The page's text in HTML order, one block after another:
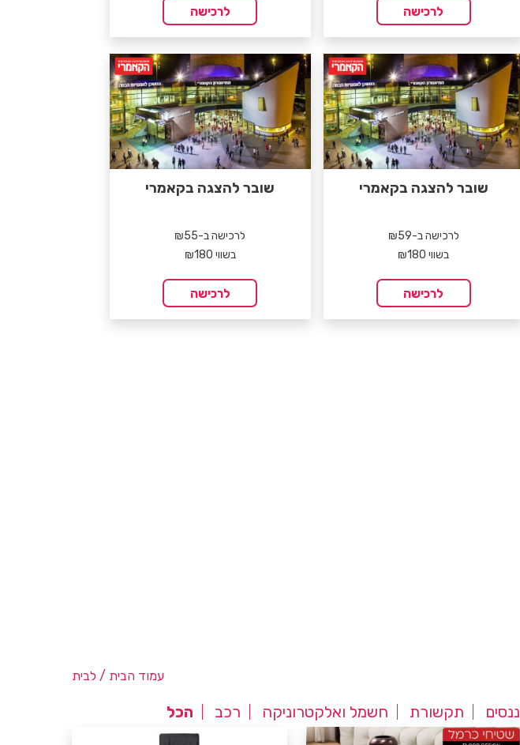
לרכישה לרכישה
שובר להצגה בקאמרי
לרכישה ב-₪59
בשווי ₪180
לרכישה
שובר להצגה בקאמרי
לרכישה ב-₪55
בשווי ₪180
לרכישה
עמוד הבית / לבית
תקשורת חשמל ואלקטרוניקה רכב הכל